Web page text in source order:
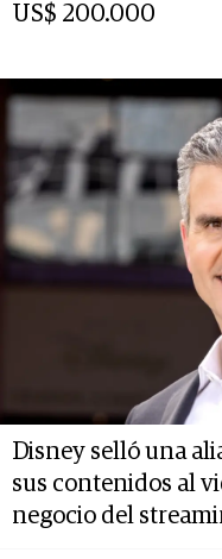
US$ 200.000
Disney selló una
sus contenidos al
negocio del